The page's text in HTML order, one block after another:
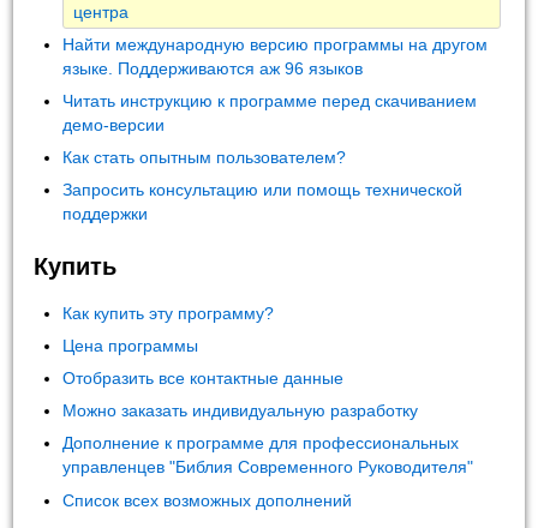
центра
Найти международную версию программы на другом
языке. Поддерживаются аж 96 языков
Читать инструкцию к программе перед скачиванием
демо-версии
Как стать опытным пользователем?
Запросить консультацию или помощь технической
поддержки
Купить
Как купить эту программу?
Цена программы
Отобразить все контактные данные
Можно заказать индивидуальную разработку
Дополнение к программе для профессиональных
управленцев "Библия Современного Руководителя"
Список всех возможных дополнений